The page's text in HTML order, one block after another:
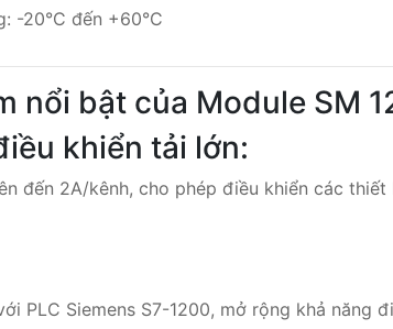
-20°C đến +60°C
nổi bật của Module SM
khiển tải lớn:
đến 2A/kênh, cho phép điều khiển các
PLC Siemens S7-1200, mở rộng khả năng